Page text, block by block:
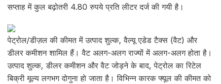
सप्ताह में कुल बढ़ोतरी 4.80 रुपये प्रति लीटर दर्ज की गयी है।
पेट्रोल/डीज़ल की कीमत में उत्पाद शुल्क, वैल्यू एडेड टैक्स (वैट) और
डीलर कमीशन शामिल हैं। वैट अलग-अलग राज्यों में अलग-अलग होता है।
उत्पाद शुल्क, डीलर कमीशन और वैट जोड़ने के बाद, पेट्रोल का रिटेल
बिक्री मूल्य लगभग दोगुना हो जाता है। विभिन्न कारक फ्यूल की कीमत को